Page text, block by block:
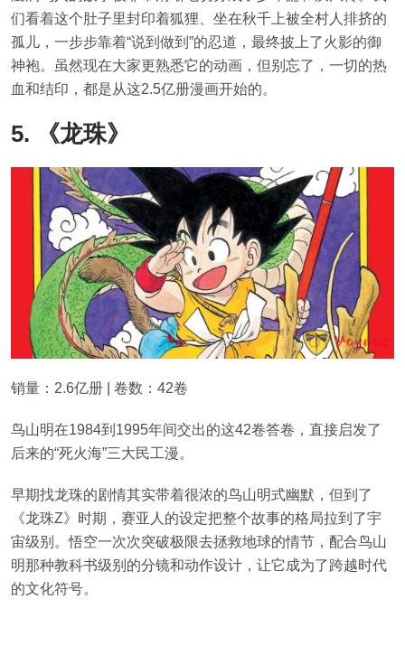
们看着这个肚子里封印着狐狸、坐在秋千上被全村人排挤的
孤儿，一步步靠着“说到做到”的忍道，最终披上了火影的御
神袍。虽然现在大家更熟悉它的动画，但别忘了，一切的热
血和结印，都是从这2.5亿册漫画开始的。
5. 《龙珠》
销量：2.6亿册 | 卷数：42卷
鸟山明在1984到1995年间交出的这42卷答卷，直接启发了
后来的“死火海”三大民工漫。
早期找龙珠的剧情其实带着很浓的鸟山明式幽默，但到了
《龙珠Z》时期，赛亚人的设定把整个故事的格局拉到了宇
宙级别。悟空一次次突破极限去拯救地球的情节，配合鸟山
明那种教科书级别的分镜和动作设计，让它成为了跨越时代
的文化符号。